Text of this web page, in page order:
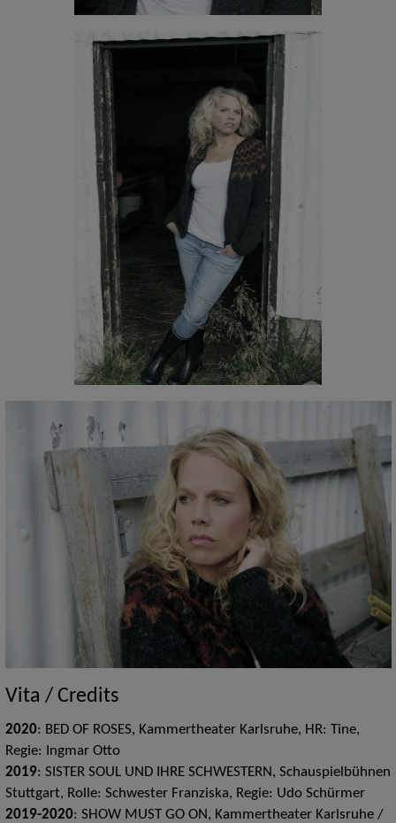
Vita / Credits
2020: BED OF ROSES, Kammertheater Karlsruhe, HR: Tine,
Regie: Ingmar Otto
2019: SISTER SOUL UND IHRE SCHWESTERN, Schauspielbühnen
Stuttgart, Rolle: Schwester Franziska, Regie: Udo Schürmer
2019-2020: SHOW MUST GO ON, Kammertheater Karlsruhe /